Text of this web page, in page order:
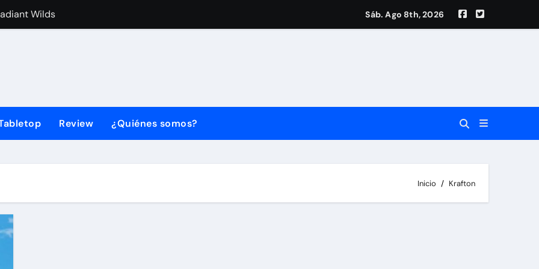
Wilds
disponible para PC y consolas
Vol. 2 llega este año con Metal Gear Solid 4
SEGA anuncia fecha y hora
Xbox con un nuevo tráiler
Sáb. Ago 8th, 2026
Review ¿Quiénes somos?
Inicio Krafton